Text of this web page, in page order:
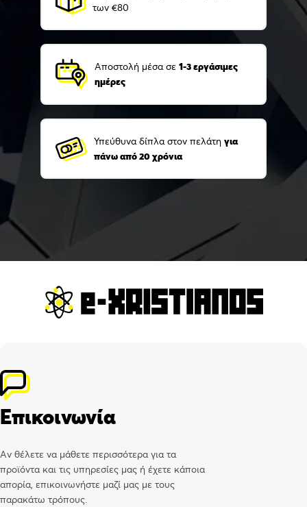
των €80
Αποστολή μέσα σε 1-3 εργάσιμες
ημέρες
Υπεύθυνα δίπλα στον πελάτη για
πάνω από 20 χρόνια
Επικοινωνία
Αν θέλετε να μάθετε περισσότερα για τα
προϊόντα και τις υπηρεσίες μας ή έχετε κάποια
απορία, επικοινωνήστε μαζί μας με τους
παρακάτω τρόπους.